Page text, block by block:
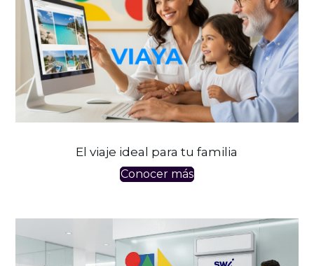
El viaje ideal para tu familia
Conocer más